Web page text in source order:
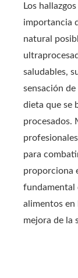
Los
importancia
natural
saludables,
sensación
dieta que se
procesados.
para
proporciona
fundamental
alimentos en
mejora de la